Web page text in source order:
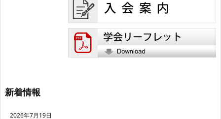
新着情報
2026年7月19日